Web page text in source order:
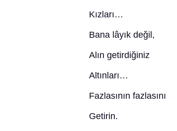
Kızları…
Bana lâyık değil,
Alın getirdiğiniz
Altınları…
Fazlasının fazlasını
Getirin.